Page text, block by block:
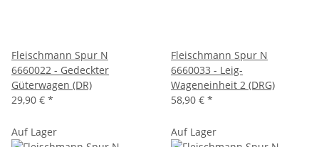
Fleischmann Spur N
6660022 - Gedeckter
Güterwagen (DR)
29,90 € *
Fleischmann Spur N
6660033 - Leig-
Wageneinheit 2 (DRG)
58,90 € *
Auf Lager Auf Lager